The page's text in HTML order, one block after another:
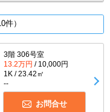
）
3階 306号室
13.2万円 / 10,000円
1K / 23.42㎡
--
お問合せ